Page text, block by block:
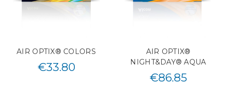
AIR OPTIX® COLORS
€33.80
AIR OPTIX®
NIGHT&DAY® AQUA
€86.85